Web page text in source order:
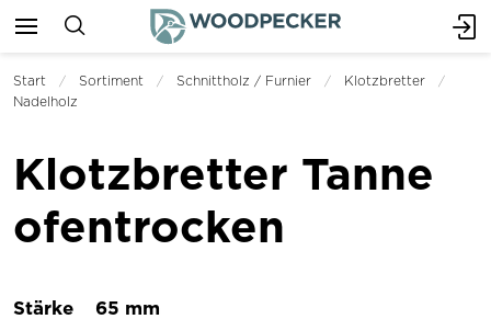
Start Sortiment Schnittholz / Furnier
Klotzbretter
Nadelholz
Klotzbretter Tanne
ofentrocken
Stärke 65 mm